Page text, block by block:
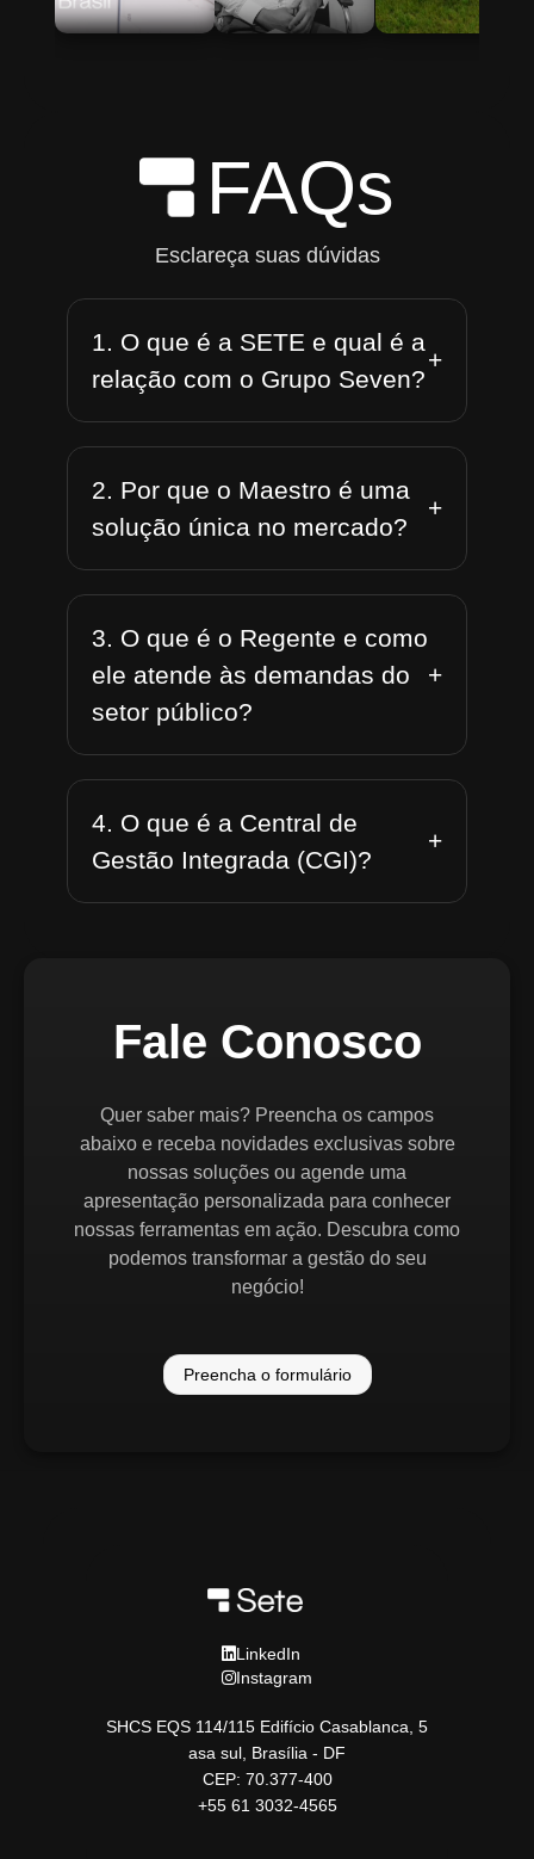
FAQs
Esclareça suas dúvidas
1. O que é a SETE e qual é a
relação com o Grupo Seven?
+
2. Por que o Maestro é uma
solução única no mercado?
+
3. O que é o Regente e como
ele atende às demandas do
setor público?
+
4. O que é a Central de
Gestão Integrada (CGI)?
+
Fale Conosco
Quer saber mais? Preencha os campos
abaixo e receba novidades exclusivas sobre
nossas soluções ou agende uma
apresentação personalizada para conhecer
nossas ferramentas em ação. Descubra como
podemos transformar a gestão do seu
negócio!
Preencha o formulário
LinkedIn
Instagram
SHCS EQS 114/115 Edifício Casablanca, 5
asa sul, Brasília - DF
CEP: 70.377-400
+55 61 3032-4565